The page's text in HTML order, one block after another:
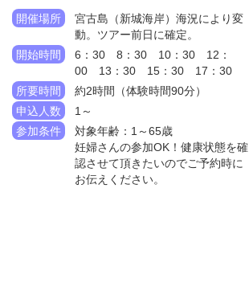
開催場所
宮古島（新城海岸）海況により変
動。ツアー前日に確定。
開始時間
6：30 8：30 10：30 12：
00 13：30 15：30 17：30
所要時間
約2時間（体験時間90分）
申込人数
1～
参加条件
対象年齢：1～65歳
妊婦さんの参加OK！健康状態を確
認させて頂きたいのでご予約時に
お伝えください。